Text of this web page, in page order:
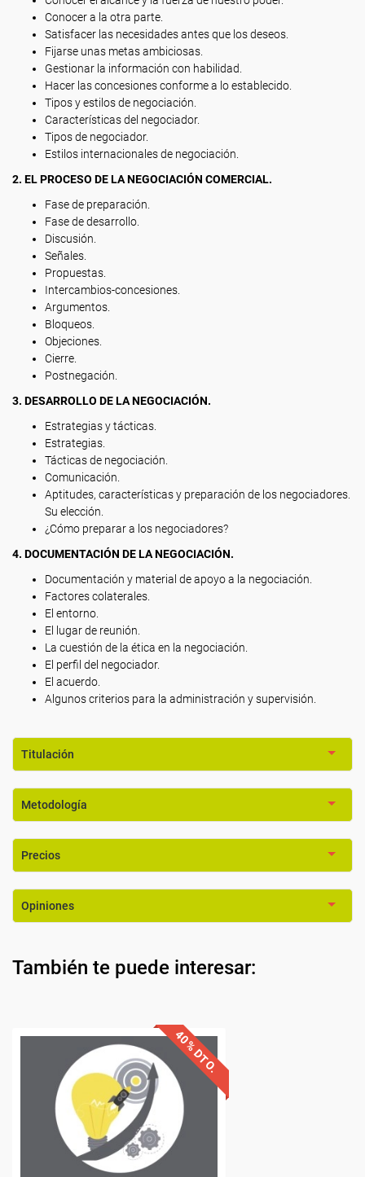
Conocer a la otra parte.
Satisfacer las necesidades antes que los deseos.
Fijarse unas metas ambiciosas.
Gestionar la información con habilidad.
Hacer las concesiones conforme a lo establecido.
Tipos y estilos de negociación.
Características del negociador.
Tipos de negociador.
Estilos internacionales de negociación.
2. EL PROCESO DE LA NEGOCIACIÓN COMERCIAL.
Fase de preparación.
Fase de desarrollo.
Discusión.
Señales.
Propuestas.
Intercambios-concesiones.
Argumentos.
Bloqueos.
Objeciones.
Cierre.
Postnegación.
3. DESARROLLO DE LA NEGOCIACIÓN.
Estrategias y tácticas.
Estrategias.
Tácticas de negociación.
Comunicación.
Aptitudes, características y preparación de los negociadores.
Su elección.
¿Cómo preparar a los negociadores?
4. DOCUMENTACIÓN DE LA NEGOCIACIÓN.
Documentación y material de apoyo a la negociación.
Factores colaterales.
El entorno.
El lugar de reunión.
La cuestión de la ética en la negociación.
El perfil del negociador.
El acuerdo.
Algunos criterios para la administración y supervisión.
Titulación
Metodología
Precios
Opiniones
También te puede interesar: